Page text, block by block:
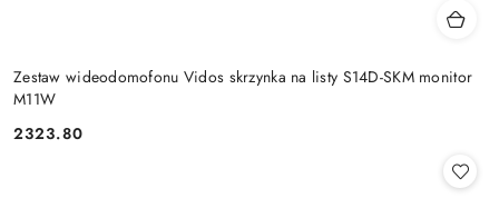
Zestaw wideodomofonu Vidos skrzynka na listy S14D-SKM monitor
M11W
Cena:
2323.80